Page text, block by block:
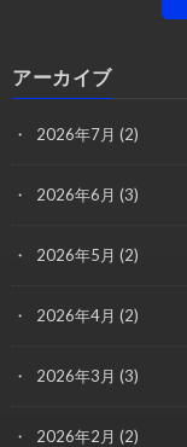
アーカイブ
2026年7月 (2)
2026年6月 (3)
2026年5月 (2)
2026年4月 (2)
2026年3月 (3)
2026年2月 (2)